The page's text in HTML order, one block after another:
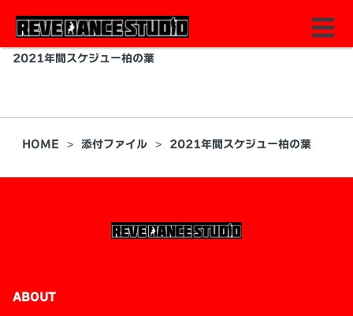
2021年間スケジュー柏の葉
HOME 添付ファイル 2021年間スケジュー柏の葉
ABOUT